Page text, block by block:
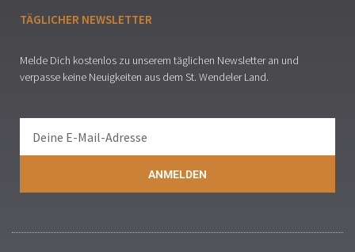
TÄGLICHER NEWSLETTER
Melde Dich kostenlos zu unserem täglichen Newsletter an und
verpasse keine Neuigkeiten aus dem St. Wendeler Land.
ANMELDEN